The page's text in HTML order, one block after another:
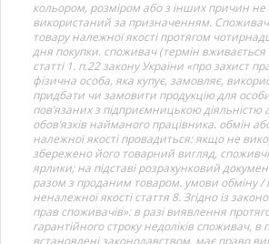
кольором, розміром або з інших причин
використаний за призначенням.
товару належної якості протягом
дня покупки. споживач (термін вживається
статті 1. п.22 закону України «про захист
фізична особа, яка купує, замовляє,
придбати чи замовити продукцію для
пов’язаних з підприємницькою
обов’язків найманого працівника. обмін
належної якості провадиться: якщо не
збережено його товарний вигляд,
ярлики; на підставі розрахунковий
разом з проданим товаром. умови обміну /
неналежної якості стаття 8. Згідно із
прав споживачів»: в разі виявлення
гарантійного строку недоліків споживач, в
встановлені законодавством, має право